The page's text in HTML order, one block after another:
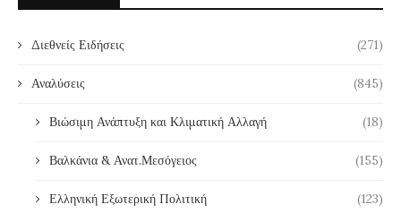
Διεθνείς Ειδήσεις (271)
Αναλύσεις (845)
Βιώσιμη Ανάπτυξη και Κλιματική Αλλαγή (18)
Βαλκάνια & Ανατ.Μεσόγειος (155)
Ελληνική Εξωτερική Πολιτική (123)